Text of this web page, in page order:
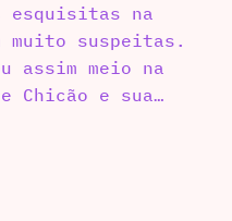
esquisitas na
muito suspeitas.
assim meio na
Chicão e sua…